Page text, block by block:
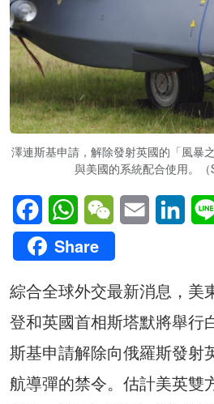
澤連斯基申請，解除發射英國的「風暴
與美國的系統配合使用。（
FacebookWhatsAppWeChatEmail
Share
綜合全球外交最新消息，美
登和英國首相斯塔默將舉行
斯基申請解除向俄羅斯發射
航導彈的禁令。估計美英雙